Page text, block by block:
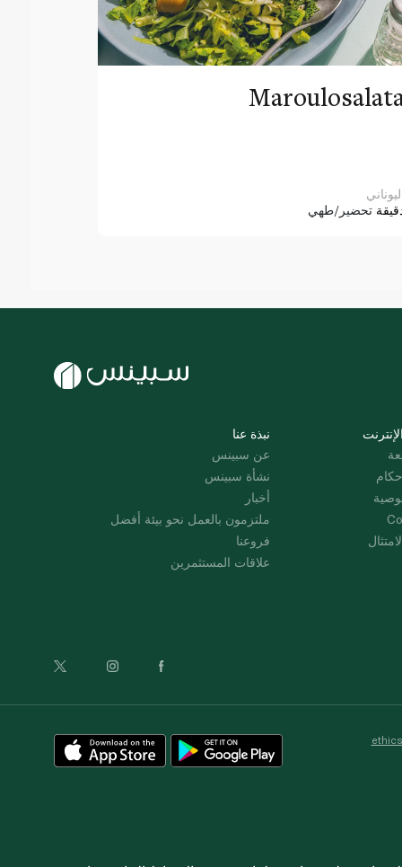
تحضير/طهي
نبذة عنا
عن سبينس
نشأة سبينس
أخبار
ملتزمون بالعمل نحو بيئة أفضل
فروعنا
علاقات المستثمرين